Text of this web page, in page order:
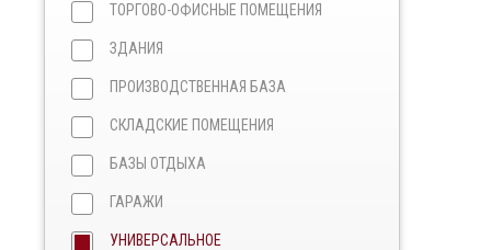
ТОРГОВО-ОФИСНЫЕ ПОМЕЩЕНИЯ
ЗДАНИЯ
ПРОИЗВОДСТВЕННАЯ БАЗА
СКЛАДСКИЕ ПОМЕЩЕНИЯ
БАЗЫ ОТДЫХА
ГАРАЖИ
УНИВЕРСАЛЬНОЕ